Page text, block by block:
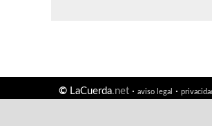
©LaCuerda.net· aviso legal ·